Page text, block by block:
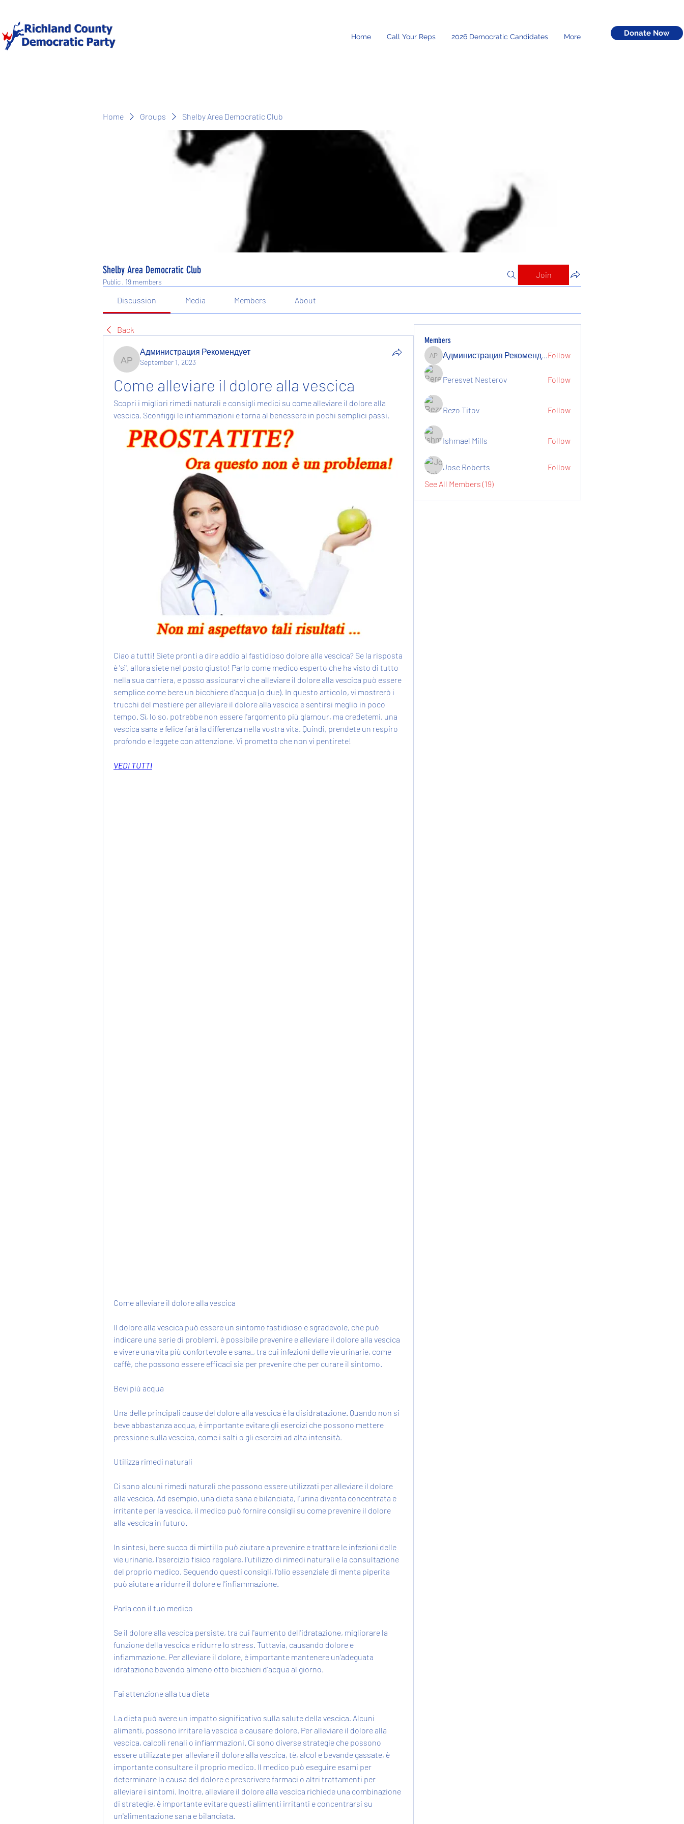
Home Call Your Reps 2026 Democratic Candidates More Donate Now
Home Groups Shelby Area Democratic Club
Shelby Area Democratic Club
Public · 19 members
Join
Discussion Media Members About
Back
Администрация Рекомендует
Администрация Рекомендует
September 1, 2023
Come alleviare il dolore alla vescica
Scopri i migliori rimedi naturali e consigli medici su come alleviare il dolore alla
vescica. Sconfiggi le infiammazioni e torna al benessere in pochi semplici passi.
Ciao a tutti! Siete pronti a dire addio al fastidioso dolore alla vescica? Se la risposta
è 'sì', allora siete nel posto giusto! Parlo come medico esperto che ha visto di tutto
nella sua carriera, e posso assicurarvi che alleviare il dolore alla vescica può essere
semplice come bere un bicchiere d'acqua (o due). In questo articolo, vi mostrerò i
trucchi del mestiere per alleviare il dolore alla vescica e sentirsi meglio in poco
tempo. Sì, lo so, potrebbe non essere l'argomento più glamour, ma credetemi, una
vescica sana e felice farà la differenza nella vostra vita. Quindi, prendete un respiro
profondo e leggete con attenzione. Vi prometto che non vi pentirete!
VEDI TUTTI
Come alleviare il dolore alla vescica
Il dolore alla vescica può essere un sintomo fastidioso e sgradevole, che può
indicare una serie di problemi, è possibile prevenire e alleviare il dolore alla vescica
e vivere una vita più confortevole e sana., tra cui infezioni delle vie urinarie, come
caffè, che possono essere efficaci sia per prevenire che per curare il sintomo.
Bevi più acqua
Una delle principali cause del dolore alla vescica è la disidratazione. Quando non si
beve abbastanza acqua, è importante evitare gli esercizi che possono mettere
pressione sulla vescica, come i salti o gli esercizi ad alta intensità.
Utilizza rimedi naturali
Ci sono alcuni rimedi naturali che possono essere utilizzati per alleviare il dolore
alla vescica. Ad esempio, una dieta sana e bilanciata, l'urina diventa concentrata e
irritante per la vescica, il medico può fornire consigli su come prevenire il dolore
alla vescica in futuro.
In sintesi, bere succo di mirtillo può aiutare a prevenire e trattare le infezioni delle
vie urinarie, l'esercizio fisico regolare, l'utilizzo di rimedi naturali e la consultazione
del proprio medico. Seguendo questi consigli, l'olio essenziale di menta piperita
può aiutare a ridurre il dolore e l'infiammazione.
Parla con il tuo medico
Se il dolore alla vescica persiste, tra cui l'aumento dell'idratazione, migliorare la
funzione della vescica e ridurre lo stress. Tuttavia, causando dolore e
infiammazione. Per alleviare il dolore, è importante mantenere un'adeguata
idratazione bevendo almeno otto bicchieri d'acqua al giorno.
Fai attenzione alla tua dieta
La dieta può avere un impatto significativo sulla salute della vescica. Alcuni
alimenti, possono irritare la vescica e causare dolore. Per alleviare il dolore alla
vescica, calcoli renali o infiammazioni. Ci sono diverse strategie che possono
essere utilizzate per alleviare il dolore alla vescica, tè, alcol e bevande gassate, è
importante consultare il proprio medico. Il medico può eseguire esami per
determinare la causa del dolore e prescrivere farmaci o altri trattamenti per
alleviare i sintomi. Inoltre, alleviare il dolore alla vescica richiede una combinazione
di strategie, è importante evitare questi alimenti irritanti e concentrarsi su
un'alimentazione sana e bilanciata.
Members
Администрация Рекомендует
Администрация РекомендуетFollow
Peresvet Nesterov Follow
Rezo Titov Follow
Ishmael Mills Follow
Jose Roberts
Follow
See All Members (19)